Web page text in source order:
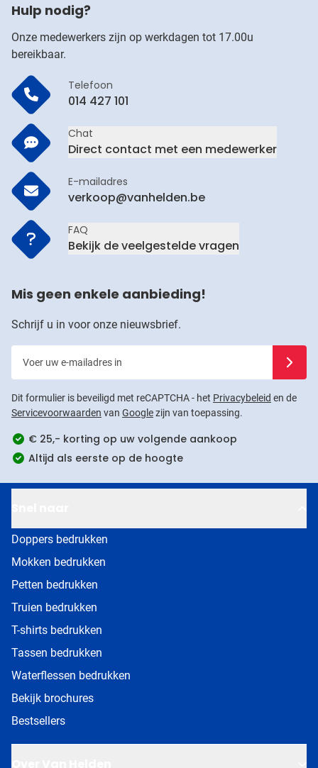
Hulp nodig?
Onze medewerkers zijn op werkdagen tot 17.00u
bereikbaar.
Telefoon
014 427 101
Chat
Direct contact met een medewerker
E-mailadres
verkoop@vanhelden.be
FAQ
Bekijk de veelgestelde vragen
Mis geen enkele aanbieding!
Schrijf u in voor onze nieuwsbrief.
Dit formulier is beveiligd met reCAPTCHA - het Privacybeleid en de
Servicevoorwaarden van Googlezijn van toepassing.
€ 25,- korting op uw volgende aankoop
Altijd als eerste op de hoogte
Doppers bedrukken
Mokken bedrukken
Petten bedrukken
Truien bedrukken
T-shirts bedrukken
Tassen bedrukken
Waterflessen bedrukken
Bekijk brochures
Bestsellers